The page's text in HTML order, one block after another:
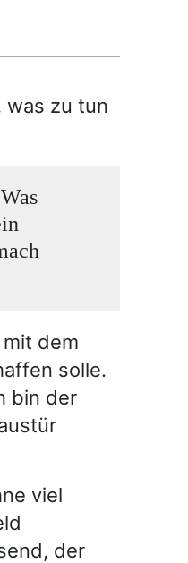
was zu tun
dem
solle.
bin der
viel
der